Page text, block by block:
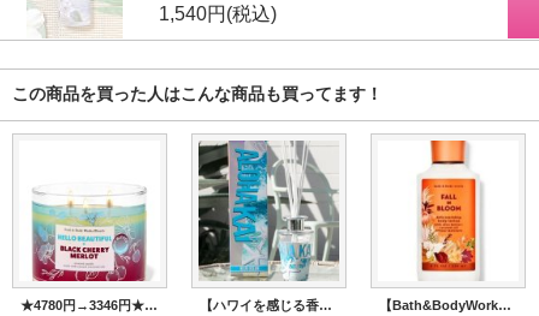
1,540円(税込)
この商品を買った人はこんな商品も買ってます！
★4780円→3346円★【Bath&BodyWorks】3-wickキャンドル（14.5oz）：ハロービューティフル＆ブラックチェリーメルロー 【ハワイを感じる香り】kahiko アロハカイディフューザー：Blue Ocean (ブルーオーシャン) 【Bath&BodyWorks】ボディローション：Fall in Bloom (フォールインブルーム)